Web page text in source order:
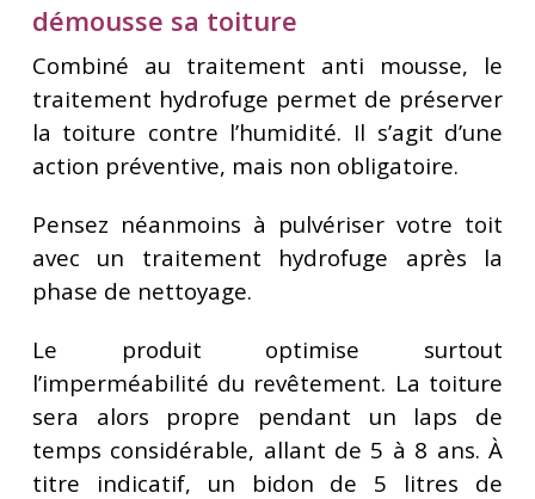
démousse sa toiture
Combiné au traitement anti mousse, le
traitement hydrofuge permet de préserver
la toiture contre l’humidité. Il s’agit d’une
action préventive, mais non obligatoire.
Pensez néanmoins à pulvériser votre toit
avec un traitement hydrofuge après la
phase de nettoyage.
Le produit optimise surtout
l’imperméabilité du revêtement. La toiture
sera alors propre pendant un laps de
temps considérable, allant de 5 à 8 ans. À
titre indicatif, un bidon de 5 litres de